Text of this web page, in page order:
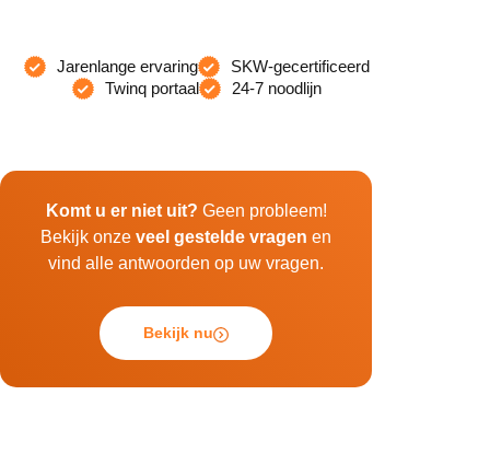
Jarenlange ervaring
SKW-gecertificeerd
Twinq portaal
24-7 noodlijn
Komt u er niet uit? Geen probleem!
Bekijk onze veel gestelde vragen en
vind alle antwoorden op uw vragen.
Bekijk nu